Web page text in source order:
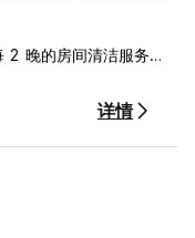
晚的房间清洁服务。
中央火车站）步行不到
程，步行即可到达市
处于非常安静的位置和
详情